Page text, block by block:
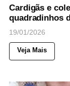
Cardigãs e
quadradinhos
19/01/2026
Veja Mais